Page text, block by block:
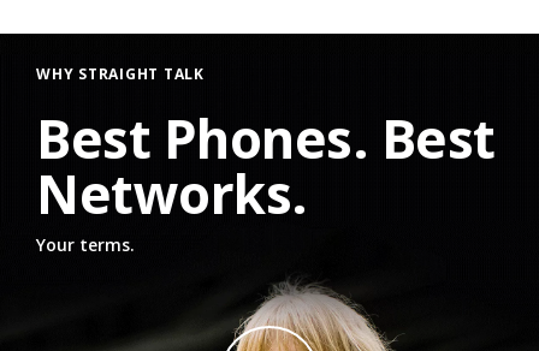
WHY STRAIGHT TALK
Best Phones. Best
Networks.
Your terms.